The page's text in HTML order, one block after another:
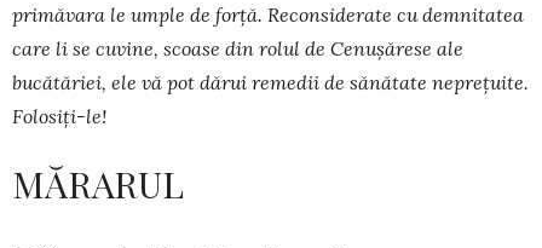
primăvara le umple de forță. Re­con­siderate cu demnitatea
care li se cuvine, scoase din rolul de Cenușărese ale
bucătăriei, ele vă pot dărui remedii de sănătate neprețuite.
Folosiți-le!
MĂRARUL